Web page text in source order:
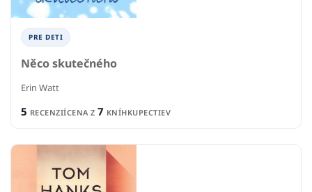
PRE DETI
Něco skutečného
Erin Watt
5 RECENZIÍCENA Z 7 KNÍHKUPECTIEV